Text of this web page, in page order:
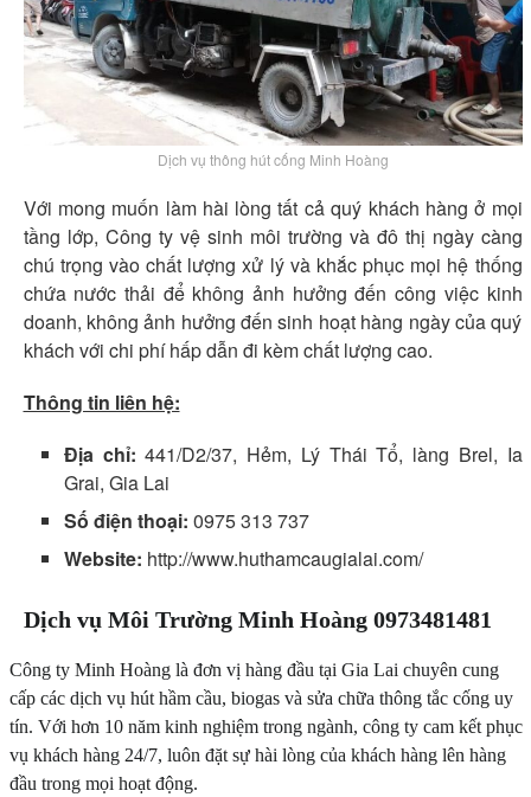
Dịch vụ thông hút cống Minh Hoàng
Với mong muốn làm hài lòng tất cả quý khách hàng ở mọi
tầng lớp, Công ty vệ sinh môi trường và đô thị ngày càng
chú trọng vào chất lượng xử lý và khắc phục mọi hệ thống
chứa nước thải để không ảnh hưởng đến công việc kinh
doanh, không ảnh hưởng đến sinh hoạt hàng ngày của quý
khách với chi phí hấp dẫn đi kèm chất lượng cao.
Thông tin liên hệ:
Địa chỉ:441/D2/37, Hẻm, Lý Thái Tổ, làng Brel, Ia
Grai, Gia Lai
Số điện thoại: 0975 313 737
Website: http://www.huthamcaugialai.com/
Dịch vụ Môi Trường Minh Hoàng 0973481481
Công ty Minh Hoàng là đơn vị hàng đầu tại Gia Lai chuyên cung
cấp các dịch vụ hút hầm cầu, biogas và sửa chữa thông tắc cống uy
tín. Với hơn 10 năm kinh nghiệm trong ngành, công ty cam kết phục
vụ khách hàng 24/7, luôn đặt sự hài lòng của khách hàng lên hàng
đầu trong mọi hoạt động.